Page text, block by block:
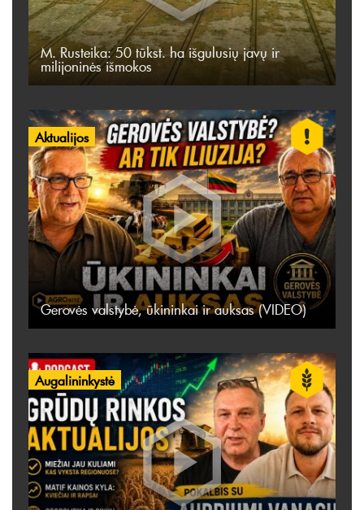
M. Rusteika: 50 tūkst. ha išgulusių javų ir
milijoninės išmokos
Aktualijos
Gerovės valstybė, ūkininkai ir auksas (VIDEO)
Augalininkystė